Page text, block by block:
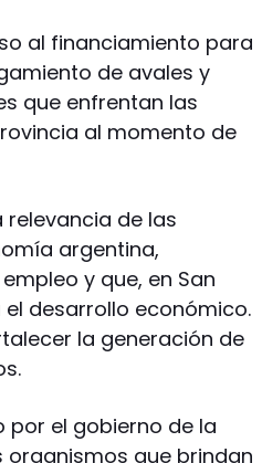
al financiamiento para
de avales y
que enfrentan las
al momento de
de las
argentina,
y que, en San
desarrollo económico.
la generación de
por el gobierno de la
que brindan